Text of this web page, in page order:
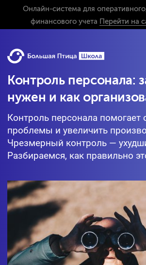
Онлайн-система для
финансового учета Перейти на
Контроль персонала:
нужен и как
Контроль персонала помогает
проблемы и увеличить
Чрезмерный контроль —
Разбираемся, как правильно